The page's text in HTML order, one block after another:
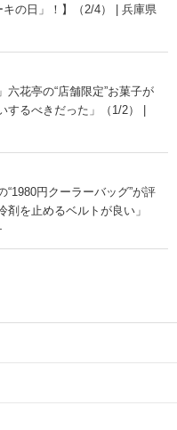
キの日」！】（2/4） | 兵庫県
六花亭の“店舗限定”お菓子が
るべきだった」（1/2） |
円クーラーバッグ”が評
を止めるベルトが良い」